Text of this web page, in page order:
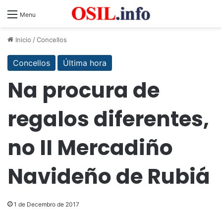
Menu
Inicio /Concellos
Concellos Última hora
Na procura de
regalos diferentes,
no II Mercadiño
Navideño de Rubiá
1 de Decembro de 2017